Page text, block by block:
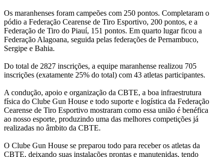
Os maranhenses foram campeões com 250 pontos. Completaram o
pódio a Federação Cearense de Tiro Esportivo, 200 pontos, e a
Federação de Tiro do Piauí, 151 pontos. Em quarto lugar ficou a
Federação Alagoana, seguida pelas federações de Pernambuco,
Sergipe e Bahia.
Do total de 2827 inscrições, a equipe maranhense realizou 705
inscrições (exatamente 25% do total) com 43 atletas participantes.
A condução, apoio e organização da CBTE, a boa infraestrutura
física do Clube Gun House e todo suporte e logística da Federação
Cearense de Tiro Esportivo mostraram como essa união é benéfica
ao nosso esporte, produzindo uma das melhores competições já
realizadas no âmbito da CBTE.
O Clube Gun House se preparou todo para receber os atletas da
CBTE, deixando suas instalações prontas e manutenidas, tendo